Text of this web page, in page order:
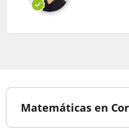
Matemáticas en